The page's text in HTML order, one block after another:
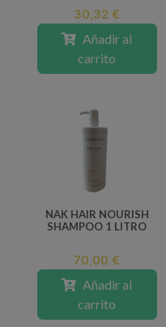
30,32 €
Añadir al
carrito
NAK HAIR NOURISH
SHAMPOO 1 LITRO
70,00 €
Añadir al
carrito